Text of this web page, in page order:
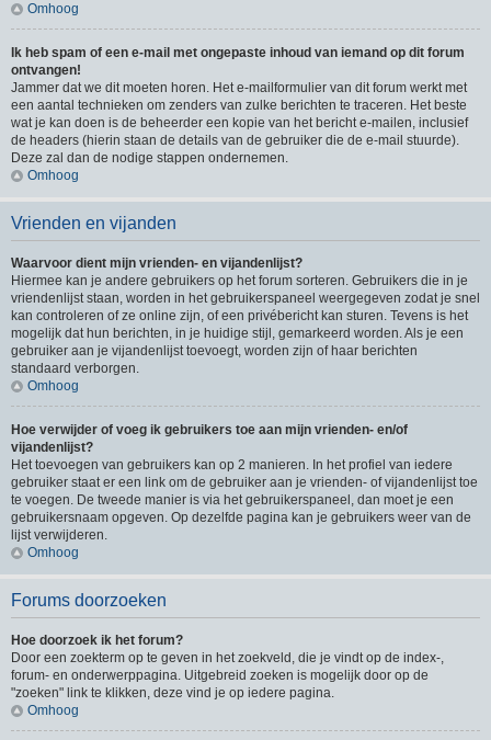
Omhoog
Ik heb spam of een e-mail met ongepaste inhoud van iemand op dit forum
ontvangen!
Jammer dat we dit moeten horen. Het e-mailformulier van dit forum werkt met
een aantal technieken om zenders van zulke berichten te traceren. Het beste
wat je kan doen is de beheerder een kopie van het bericht e-mailen, inclusief
de headers (hierin staan de details van de gebruiker die de e-mail stuurde).
Deze zal dan de nodige stappen ondernemen.
Omhoog
Vrienden en vijanden
Waarvoor dient mijn vrienden- en vijandenlijst?
Hiermee kan je andere gebruikers op het forum sorteren. Gebruikers die in je
vriendenlijst staan, worden in het gebruikerspaneel weergegeven zodat je snel
kan controleren of ze online zijn, of een privébericht kan sturen. Tevens is het
mogelijk dat hun berichten, in je huidige stijl, gemarkeerd worden. Als je een
gebruiker aan je vijandenlijst toevoegt, worden zijn of haar berichten
standaard verborgen.
Omhoog
Hoe verwijder of voeg ik gebruikers toe aan mijn vrienden- en/of
vijandenlijst?
Het toevoegen van gebruikers kan op 2 manieren. In het profiel van iedere
gebruiker staat er een link om de gebruiker aan je vrienden- of vijandenlijst toe
te voegen. De tweede manier is via het gebruikerspaneel, dan moet je een
gebruikersnaam opgeven. Op dezelfde pagina kan je gebruikers weer van de
lijst verwijderen.
Omhoog
Forums doorzoeken
Hoe doorzoek ik het forum?
Door een zoekterm op te geven in het zoekveld, die je vindt op de index-,
forum- en onderwerppagina. Uitgebreid zoeken is mogelijk door op de
"zoeken" link te klikken, deze vind je op iedere pagina.
Omhoog